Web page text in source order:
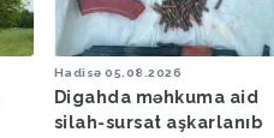
Hadisə 05.08.2026
Digahda məhkuma aid
silah-sursat aşkarlanıb